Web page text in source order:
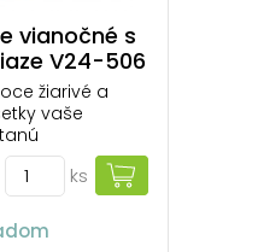
vianočné s
V24-506
žiarivé a
vaše
vás pocit
celého roka.
ks